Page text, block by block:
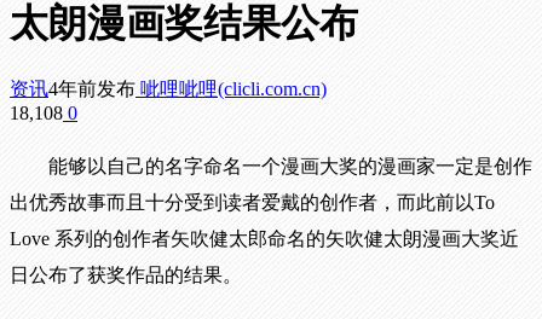
太朗漫画奖结果公布
资讯4年前发布 呲哩呲哩(clicli.com.cn)
18,108 0
能够以自己的名字命名一个漫画大奖的漫画家一定是创作
出优秀故事而且十分受到读者爱戴的创作者，而此前以To
Love 系列的创作者矢吹健太郎命名的矢吹健太朗漫画大奖近
日公布了获奖作品的结果。